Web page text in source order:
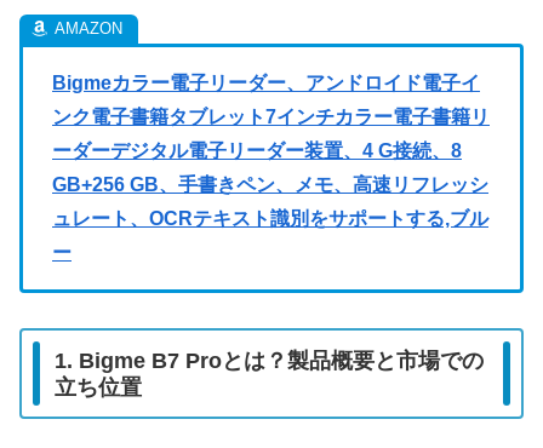
Bigmeカラー電子リーダー、アンドロイド電子イ
ンク電子書籍タブレット7インチカラー電子書籍リ
ーダーデジタル電子リーダー装置、4 G接続、8
GB+256 GB、手書きペン、メモ、高速リフレッシ
ュレート、OCRテキスト識別をサポートする,ブル
ー
1. Bigme B7 Proとは？製品概要と市場での
立ち位置